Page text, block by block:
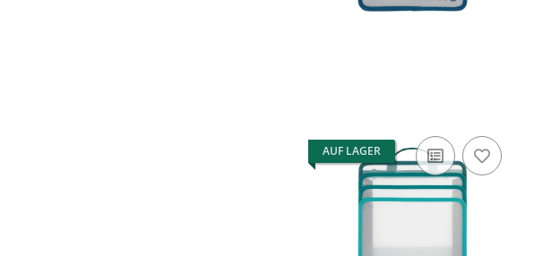
AUF LAGER